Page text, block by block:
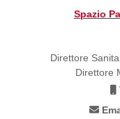
Spazio
Direttore
Direttore